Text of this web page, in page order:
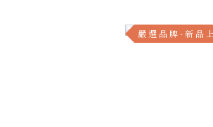
嚴 選 品 牌 - 新 品